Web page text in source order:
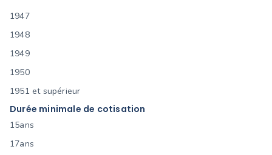
1947
1948
1949
1950
1951 et supérieur
Durée minimale de cotisation
15ans
17ans